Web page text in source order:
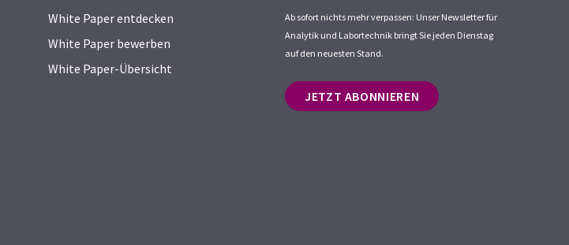
White Paper entdecken
White Paper bewerben
White Paper-Übersicht
Ab sofort nichts mehr verpassen: Unser Newsletter für
Analytik und Labortechnik bringt Sie jeden Dienstag
auf den neuesten Stand.
JETZT ABONNIEREN